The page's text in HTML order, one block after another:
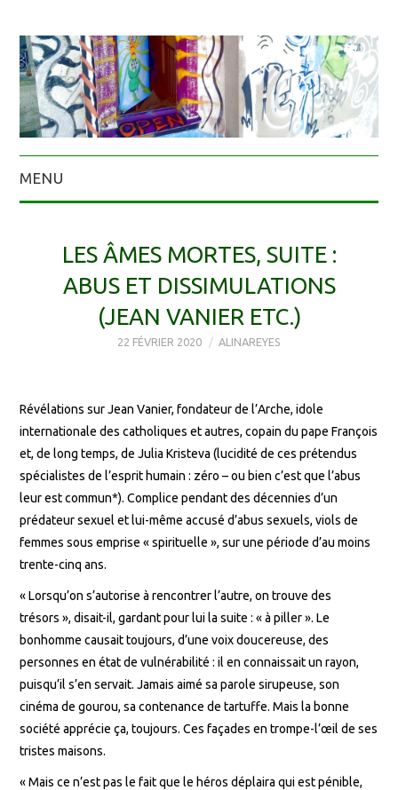
MENU
LES ÂMES MORTES, SUITE :
ABUS ET DISSIMULATIONS
(JEAN VANIER ETC.)
22 FÉVRIER 2020 ALINAREYES
Révélations sur Jean Vanier, fondateur de l’Arche, idole
internationale des catholiques et autres, copain du pape François
et, de long temps, de Julia Kristeva (lucidité de ces prétendus
spécialistes de l’esprit humain : zéro – ou bien c’est que l’abus
leur est commun*). Complice pendant des décennies d’un
prédateur sexuel et lui-même accusé d’abus sexuels, viols de
femmes sous emprise « spirituelle », sur une période d’au moins
trente-cinq ans.
« Lorsqu’on s’autorise à rencontrer l’autre, on trouve des
trésors », disait-il, gardant pour lui la suite : « à piller ». Le
bonhomme causait toujours, d’une voix doucereuse, des
personnes en état de vulnérabilité : il en connaissait un rayon,
puisqu’il s’en servait. Jamais aimé sa parole sirupeuse, son
cinéma de gourou, sa contenance de tartuffe. Mais la bonne
société apprécie ça, toujours. Ces façades en trompe-l’œil de ses
tristes maisons.
« Mais ce n’est pas le fait que le héros déplaira qui est pénible,